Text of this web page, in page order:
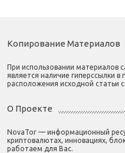
Копирование Материалов
При использовании материалов
является наличие гиперссылки
расположения исходной статьи
О Проекте
NovaTor — информационный
криптовалютах, инновациях,
работаем для Вас.